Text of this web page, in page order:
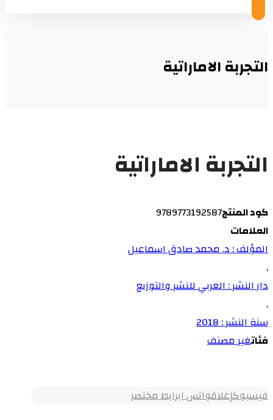
التجربة الاماراتية
التجربة الاماراتية
كود المنتج9789773192587
العلامات
المؤلف : د. محمد صادق اسماعيل
,
دار النشر : العربي للنشر والتوزيع
,
سنة النشر : 2018
فئاتغير مصنف
فيسبوكإغلاقواتس ابرابط مختصر